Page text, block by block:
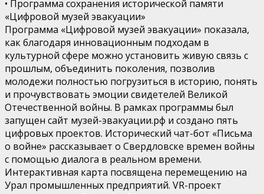
• Программа сохранения исторической памяти
«Цифровой музей эвакуации»
Программа «Цифровой музей эвакуации» показала,
как благодаря инновационным подходам в
культурной сфере можно установить живую связь с
прошлым, объединить поколения, позволив
молодежи полностью погрузиться в историю, понять
и прочувствовать эмоции свидетелей Великой
Отечественной войны. В рамках программы был
запущен сайт музей-эвакуации.рф и создано пять
цифровых проектов. Исторический чат-бот «Письма
о войне» рассказывает о Свердловске времен войны
с помощью диалога в реальном времени.
Интерактивная карта посвящена перемещению на
Урал промышленных предприятий. VR-проект